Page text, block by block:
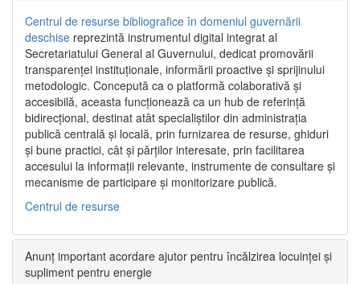
Centrul de resurse bibliografice în domeniul guvernării
deschise reprezintă instrumentul digital integrat al
Secretariatului General al Guvernului, dedicat promovării
transparenței instituționale, informării proactive și sprijinului
metodologic. Concepută ca o platformă colaborativă și
accesibilă, aceasta funcționează ca un hub de referință
bidirecțional, destinat atât specialiștilor din administrația
publică centrală și locală, prin furnizarea de resurse, ghiduri
și bune practici, cât și părților interesate, prin facilitarea
accesului la informații relevante, instrumente de consultare și
mecanisme de participare și monitorizare publică.
Centrul de resurse
Anunț important acordare ajutor pentru încălzirea locuinței și
supliment pentru energie